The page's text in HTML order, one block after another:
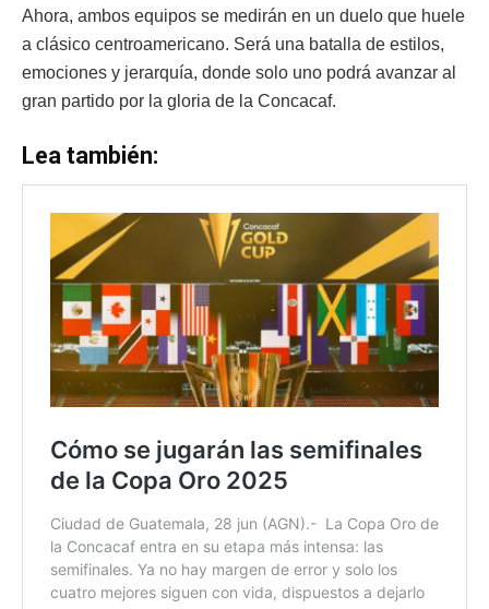
Ahora, ambos equipos se medirán en un duelo que huele
a clásico centroamericano. Será una batalla de estilos,
emociones y jerarquía, donde solo uno podrá avanzar al
gran partido por la gloria de la Concacaf.
Lea también: